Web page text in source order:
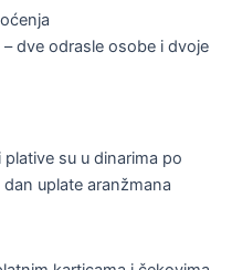
dve odrasle osobe i dvoje
su u dinarima po
uplate aranžmana